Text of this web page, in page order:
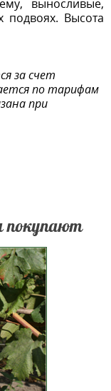
выносливые,
подвоях. Высота
за счет
по тарифам
при
покупают
срока
весит
Мякоть
и
к...